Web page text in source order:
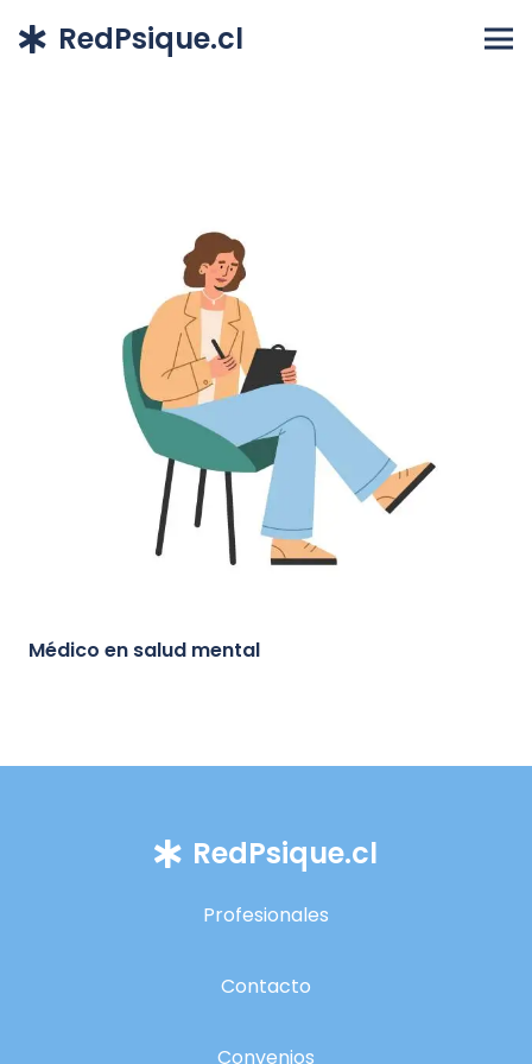
RedPsique.cl
Médico en salud mental
RedPsique.cl
Profesionales
Contacto
Convenios